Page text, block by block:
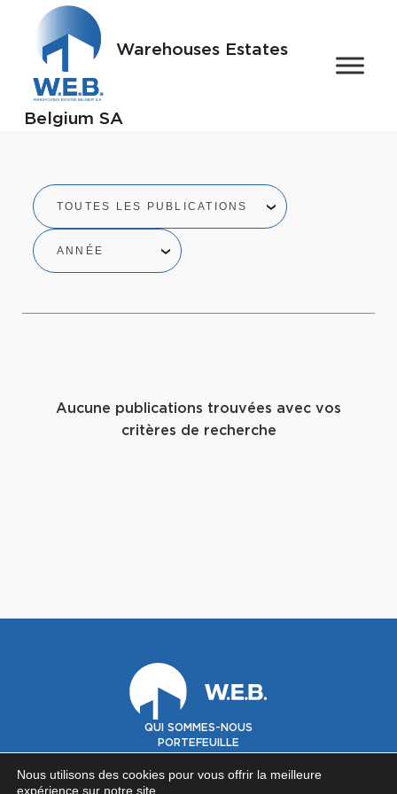
Warehouses Estates
Belgium SA
TOUTES LES PUBLICATIONS
ANNÉE
Aucune publications trouvées avec vos
critères de recherche
QUI SOMMES-NOUS
PORTEFEUILLE
INVESTISSEURS
Nous utilisons des cookies pour vous offrir la meilleure
expérience sur notre site.